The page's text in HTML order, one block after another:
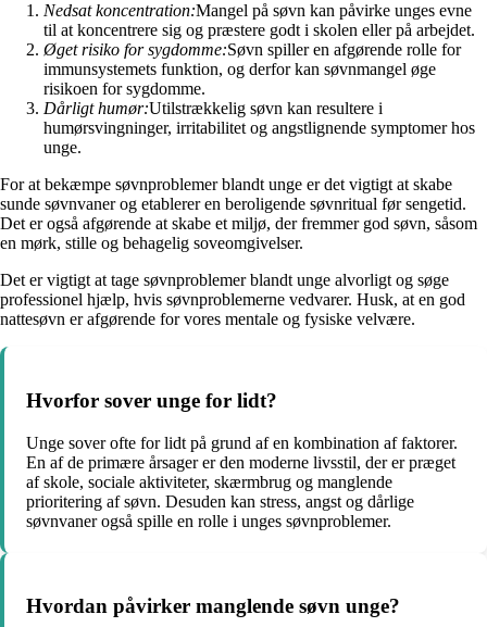
Nedsat koncentration:Mangel på søvn kan påvirke unges evne
til at koncentrere sig og præstere godt i skolen eller på arbejdet.
Øget risiko for sygdomme:Søvn spiller en afgørende rolle for
immunsystemets funktion, og derfor kan søvnmangel øge
risikoen for sygdomme.
Dårligt humør:Utilstrækkelig søvn kan resultere i
humørsvingninger, irritabilitet og angstlignende symptomer hos
unge.
For at bekæmpe søvnproblemer blandt unge er det vigtigt at skabe
sunde søvnvaner og etablerer en beroligende søvnritual før sengetid.
Det er også afgørende at skabe et miljø, der fremmer god søvn, såsom
en mørk, stille og behagelig soveomgivelser.
Det er vigtigt at tage søvnproblemer blandt unge alvorligt og søge
professionel hjælp, hvis søvnproblemerne vedvarer. Husk, at en god
nattesøvn er afgørende for vores mentale og fysiske velvære.
Hvorfor sover unge for lidt?
Unge sover ofte for lidt på grund af en kombination af faktorer.
En af de primære årsager er den moderne livsstil, der er præget
af skole, sociale aktiviteter, skærmbrug og manglende
prioritering af søvn. Desuden kan stress, angst og dårlige
søvnvaner også spille en rolle i unges søvnproblemer.
Hvordan påvirker manglende søvn unge?